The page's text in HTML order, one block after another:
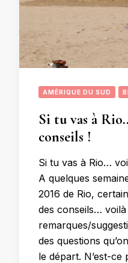
AMÉRIQUE DU SUD
Si tu vas à
conseils !
Si tu vas à Rio…
A quelques
2016 de Rio,
des conseils…
remarques/
des questions
le départ. N’est-ce